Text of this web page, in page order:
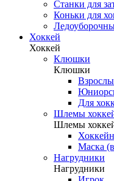
Станки для
Коньки для
Хоккей
Хоккей
Клюшки
Клюшки
Для
Шлемы
Шлемы
Маска
Нагрудники
Нагрудники